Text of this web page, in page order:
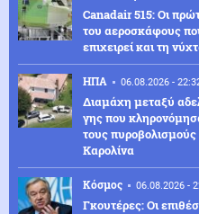
Canadair 515: Οι
του αεροσκάφους
επιχειρεί και τη
ΗΠΑ 06.08.2026 -
Διαμάχη μεταξύ
γης που
τους πυροβολισμούς
Καρολίνα
Κόσμος 06.08.2026 -
Γκουτέρες: Οι